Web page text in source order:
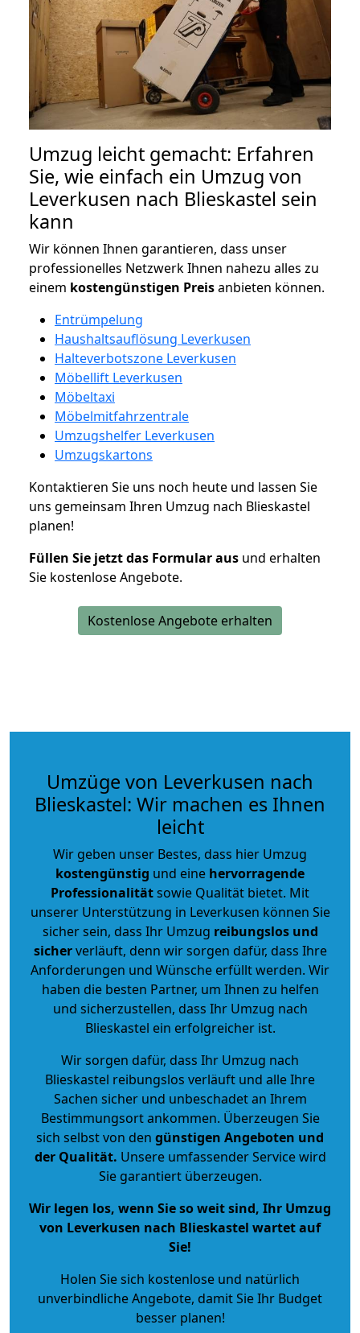
Umzug leicht gemacht: Erfahren
Sie, wie einfach ein Umzug von
Leverkusen nach Blieskastel sein
kann
Wir können Ihnen garantieren, dass unser
professionelles Netzwerk Ihnen nahezu alles zu
einem kostengünstigen Preisanbieten können.
Entrümpelung
Haushaltsauflösung Leverkusen
Halteverbotszone Leverkusen
Möbellift Leverkusen
Möbeltaxi
Möbelmitfahrzentrale
Umzugshelfer Leverkusen
Umzugskartons
Kontaktieren Sie uns noch heute und lassen Sie
uns gemeinsam Ihren Umzug nach Blieskastel
planen!
Füllen Sie jetzt das Formular aus und erhalten
Sie kostenlose Angebote.
Kostenlose Angebote erhalten
Umzüge von Leverkusen nach
Blieskastel: Wir machen es Ihnen
leicht
Wir geben unser Bestes, dass hier Umzug
kostengünstig und eine hervorragende
Professionalitätsowie Qualität bietet. Mit
unserer Unterstützung in Leverkusen können Sie
sicher sein, dass Ihr Umzug reibungslos und
sicherverläuft, denn wir sorgen dafür, dass Ihre
Anforderungen und Wünsche erfüllt werden. Wir
haben die besten Partner, um Ihnen zu helfen
und sicherzustellen, dass Ihr Umzug nach
Blieskastel ein erfolgreicher ist.
Wir sorgen dafür, dass Ihr Umzug nach
Blieskastel reibungslos verläuft und alle Ihre
Sachen sicher und unbeschadet an Ihrem
Bestimmungsort ankommen. Überzeugen Sie
sich selbst von den günstigen Angeboten und
der Qualität. Unsere umfassender Service wird
Sie garantiert überzeugen.
Wir legen los, wenn Sie so weit sind, Ihr Umzug
von Leverkusen nach Blieskastel wartet auf
Sie!
Holen Sie sich kostenlose und natürlich
unverbindliche Angebote, damit Sie Ihr Budget
besser planen!